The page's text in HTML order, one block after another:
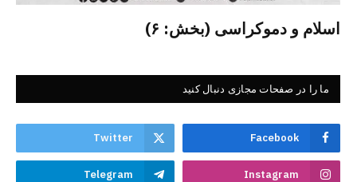
اسلام و دموکراسی (بخش: ۶)
ما را در صفحات مجازی دنبال کنید
Facebook
Twitter
Instagram
Telegram